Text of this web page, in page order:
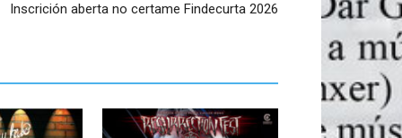
Inscrición aberta no certame Findecurta 2026